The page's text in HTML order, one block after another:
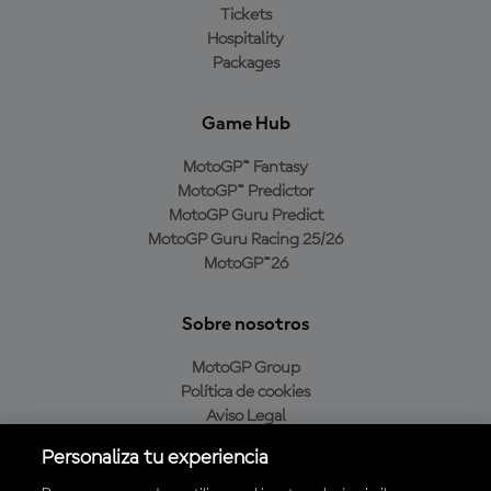
Tickets
Hospitality
Packages
Game Hub
MotoGP™ Fantasy
MotoGP™ Predictor
MotoGP Guru Predict
MotoGP Guru Racing 25/26
MotoGP™26
Sobre nosotros
MotoGP Group
Política de cookies
Aviso Legal
Política de compra
Personaliza tu experiencia